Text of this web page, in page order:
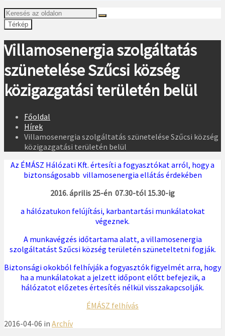
Térkép
Villamosenergia szolgáltatás
szünetelése Szűcsi község
közigazgatási területén belül
Főoldal
Hírek
Villamosenergia szolgáltatás szünetelése Szűcsi község
közigazgatási területén belül
Az ÉMÁSZ Hálózati Kft. értesíti a fogyasztókat arról, hogy a
biztonságosabb villamosenergia ellátás érdekében
2016. április 25-én 07.30-tól 15.30-ig
a hálózatukon felújítási, karbantartási munkálatokat
végeznek.
A munkavégzés időtartama alatt, a villamosenergia
szolgáltatást Szűcsi község területén szüneteltetni fogják.
Biztonsági okokból felhívják a fogyasztók figyelmét arra, hogy
ha a munkálatokat a jelzett időpont előtt befejezik, a
hálózatot előzetes értesítés nélkül visszakapcsolják.
ÉMÁSZ felhívás
2016-04-06 in Archív